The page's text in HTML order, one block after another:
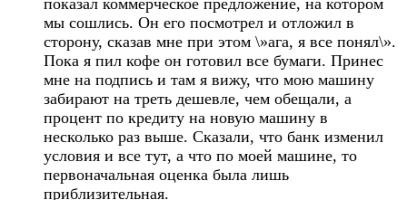
мы сошлись. Он его посмотрел и отложил в
сторону, сказав мне при этом \»ага, я все понял\».
Пока я пил кофе он готовил все бумаги. Принес
мне на подпись и там я вижу, что мою машину
забирают на треть дешевле, чем обещали, а
процент по кредиту на новую машину в
несколько раз выше. Сказали, что банк изменил
условия и все тут, а что по моей машине, то
первоначальная оценка была лишь
приблизительная.